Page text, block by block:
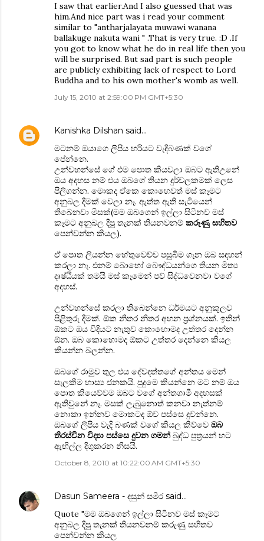
I saw that earlier.And I also guessed that was
him.And nice part was i read your comment
similar to "antharjalayata muwawi wanana
ballakuge nakuta wani " .That is very true. :D .If
you got to know what he do in real life then you
will be surprised. But sad part is such people
are publicly exhibiting lack of respect to Lord
Buddha and to his own mother's womb as well.
July 15, 2010 at 2:59:00 PM GMT+5:30
Kanishka Dilshan said…
මටනම් ඔයාගෙ ලිපිය හරියට වැදිබණක් වගේ
පේන්නෙ.
උන්වහන්සේ ගේ එම පොත කියවලා ඔබට ඇතිඋනේ
ඔය අදහස නම් එය ඔබගේ තියන දුර්වලකමක් ලෙස
පිලිගන්න. මොකද ඒකෙ කොහෙවත් මස් කෑමට
අනුබල දීමක් වෙලා නෑ. ඇත්ත ඇති සැටියෙන්
තිබෙනවා මිසක්(මම ඔබගෙන් ඉල්ලා සිටිනව මස්
කෑමට අනුබල දීපු තැනක් තියනවනම් කරුණු සහිතව
පෙන්වන්න කියල).
ඒ පොත ලියන්න හේතුවෙච්ච පසුබිම ගැන ඔබ සඳහන්
කරලා නෑ. එනම් බොහෝ බෞද්ධයන්ගෙ තියන මිත්‍ය
දෘෂ්ඨියක් තමයි මස් කෑමෙන් පව් සිද්ධවෙනවා වගේ
අදහස්.
උන්වහන්සේ කරලා තිබෙන්නෙ ධර්මයට අනුකූලව
පිළිතුරු දීමක්. ඕක නිතර නිතර අහන ප්‍රශ්නයක්. ඉතින්
ඕකට ඔය විදියට නැතුව කොහොමද උත්තර දෙන්න
ඕන. ඔබ කොහොමද ඕකට උත්තර දෙන්නෙ කියල
කියන්න බලන්න.
ඔබගේ රාමුව තුල එය දේවදත්තගේ අන්තය මෙන්
සැලකීම හාස්‍ය ජනකයි. පුදුමෙ කියන්නෙ මට නම් ඔය
පොත කියෙව්වම ඔබට වගේ අන්තගාමී අදහසක්
ඇතිවුනේ නෑ. මසක් ලැබුනොත් කනවා නැත්නම්
නොකා ඉන්නව මොකටද ඕව පස්සෙ දුවන්නෙ.
ඔබගේ ලිපිය වැදි බණක් වගේ කියල කිව්වෙ ඔබ
තිරස්චීන විද්‍යා පස්සෙ දුවන ගමන්බුද්ධ පුත්‍රයන් හට
ඇඟිල්ල දිගුකරන නිසයි.
October 8, 2010 at 10:22:00 AM GMT+5:30
Dasun Sameera - දසුන් සමීර said…
Quote "මම ඔබගෙන් ඉල්ලා සිටිනව මස් කෑමට
අනුබල දීපු තැනක් තියනවනම් කරුණු සහිතව
පෙන්වන්න කියල